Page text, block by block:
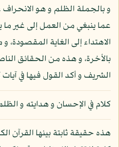
و بالجملة الظلم و هو
عما ينبغي من العمل إلى غير
الاهتداء إلى الغاية المقصودة،
بالأخرة، و هذه من الحقائق
الشريف و أكد القول فيها في آيات
كلام في الإحسان و هدايته و
هذه حقيقة ثابتة بينها القرآن